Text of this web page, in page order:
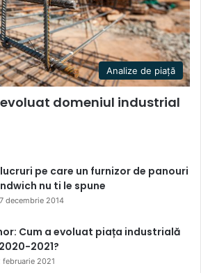
Analize de piață
domeniul industrial
lucruri pe care un furnizor de panouri
nu ti le spune
decembrie 2014
Cum a evoluat piața industrială
2021?
februarie 2021